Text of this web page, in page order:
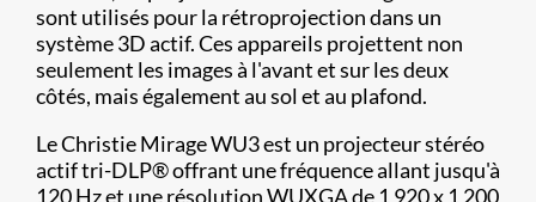
sont utilisés pour la rétroprojection dans un
système 3D actif. Ces appareils projettent non
seulement les images à l'avant et sur les deux
côtés, mais également au sol et au plafond.
Le Christie Mirage WU3 est un projecteur stéréo
actif tri-DLP® offrant une fréquence allant jusqu'à
120 Hz et une résolution WUXGA de 1 920 x 1 200